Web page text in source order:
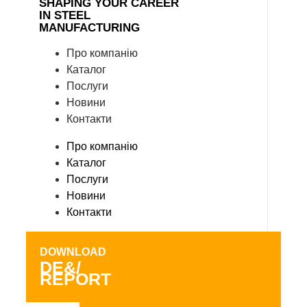
SHAPING YOUR CAREER
IN STEEL
MANUFACTURING
Про компанію
Каталог
Послуги
Новини
Контакти
Про компанію
Каталог
Послуги
Новини
Контакти
DOWNLOAD
DE&/
REPORT